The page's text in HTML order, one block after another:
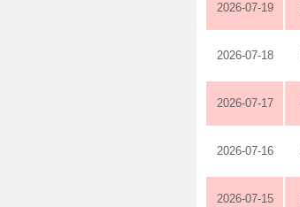
2026-07-19
2026-07-18
2026-07-17
2026-07-16
2026-07-15